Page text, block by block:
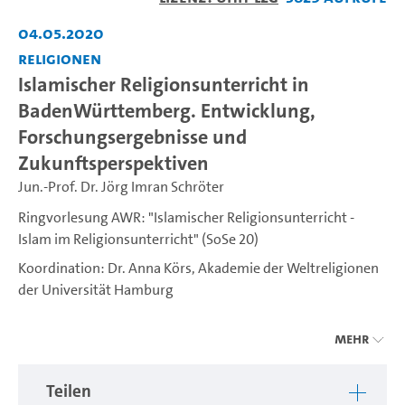
04.05.2020
Religionen
Islamischer Religionsunterricht in
BadenWürttemberg. Entwicklung,
Forschungsergebnisse und
Zukunftsperspektiven
Jun.-Prof. Dr. Jörg Imran Schröter
Ringvorlesung AWR: "Islamischer Religionsunterricht -
Islam im Religionsunterricht" (SoSe 20)
Koordination: Dr. Anna Körs, Akademie der Weltreligionen
der Universität Hamburg
Der islamische Religionsunterricht (IRU) spielt in den
einigen Jahren Religionslehrer*innen für den IRU
Mehr
Teilen